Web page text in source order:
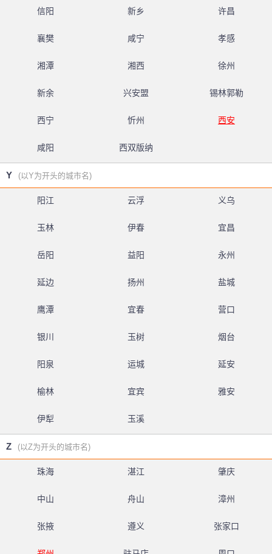
信阳 新乡 许昌
襄樊 咸宁 孝感
湘潭 湘西 徐州
新余 兴安盟 锡林郭勒
西宁 忻州 西安
咸阳 西双版纳
Y (以Y为开头的城市名)
阳江 云浮 义乌
玉林 伊春 宜昌
岳阳 益阳 永州
延边 扬州 盐城
鹰潭 宜春 营口
银川 玉树 烟台
阳泉 运城 延安
榆林 宜宾 雅安
伊犁 玉溪
Z (以Z为开头的城市名)
珠海 湛江 肇庆
中山 舟山 漳州
张掖 遵义 张家口